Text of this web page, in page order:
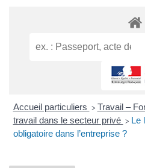
Accueil particuliers > Travail –
travail dans le secteur privé > Le
obligatoire dans l’entreprise ?